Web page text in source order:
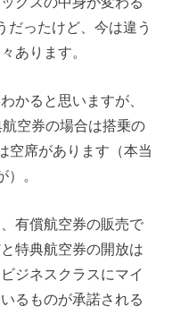
だったけど、今は違う
あります。
かると思いますが、
空券の場合は搭乗の
空席があります（本当
。
有償航空券の販売で
特典航空券の開放は
ジネスクラスにマイ
るものが承諾される